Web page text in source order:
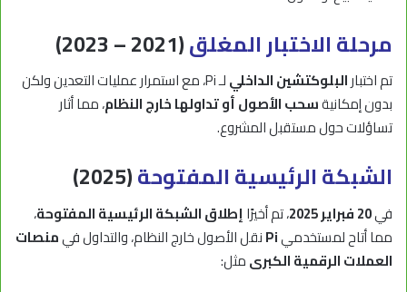
مرحلة الاختبار المغلق(2021 – 2023)
تم اختبارالبلوكتشين الداخلي
لـ Pi، مع استمرار عمليات التعدين ولكن
بدون إمكانيةسحب الأصول أو تداولها خارج النظام، مما أثار
تساؤلات حول مستقبل المشروع.
الشبكة الرئيسية المفتوحة(2025)
في20 فبراير 2025 ، تم أخيرًاإطلاق الشبكة الرئيسية المفتوحة،
مما أتاح لمستخدميPiنقل الأصول خارج النظام، والتداول فيمنصات
العملات الرقمية الكبرىمثل: